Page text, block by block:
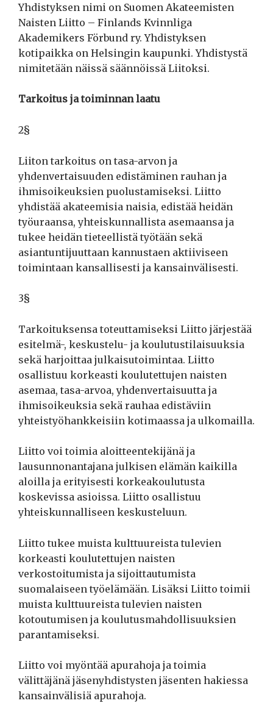
Yhdistyksen nimi on Suomen Akateemisten
Naisten Liitto – Finlands Kvinnliga
Akademikers Förbund ry. Yhdistyksen
kotipaikka on Helsingin kaupunki. Yhdistystä
nimitetään näissä säännöissä Liitoksi.
Tarkoitus ja toiminnan laatu
2§
Liiton tarkoitus on tasa-arvon ja
yhdenvertaisuuden edistäminen rauhan ja
ihmisoikeuksien puolustamiseksi. Liitto
yhdistää akateemisia naisia, edistää heidän
työuraansa, yhteiskunnallista asemaansa ja
tukee heidän tieteellistä työtään sekä
asiantuntijuuttaan kannustaen aktiiviseen
toimintaan kansallisesti ja kansainvälisesti.
3§
Tarkoituksensa toteuttamiseksi Liitto järjestää
esitelmä-, keskustelu- ja koulutustilaisuuksia
sekä harjoittaa julkaisutoimintaa. Liitto
osallistuu korkeasti koulutettujen naisten
asemaa, tasa-arvoa, yhdenvertaisuutta ja
ihmisoikeuksia sekä rauhaa edistäviin
yhteistyöhankkeisiin kotimaassa ja ulkomailla.
Liitto voi toimia aloitteentekijänä ja
lausunnonantajana julkisen elämän kaikilla
aloilla ja erityisesti korkeakoulutusta
koskevissa asioissa. Liitto osallistuu
yhteiskunnalliseen keskusteluun.
Liitto tukee muista kulttuureista tulevien
korkeasti koulutettujen naisten
verkostoitumista ja sijoittautumista
suomalaiseen työelämään. Lisäksi Liitto toimii
muista kulttuureista tulevien naisten
kotoutumisen ja koulutusmahdollisuuksien
parantamiseksi.
Liitto voi myöntää apurahoja ja toimia
välittäjänä jäsenyhdistysten jäsenten hakiessa
kansainvälisiä apurahoja.